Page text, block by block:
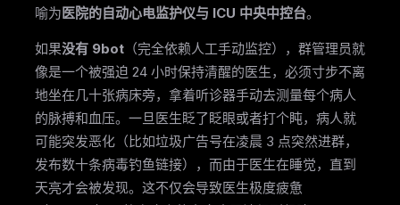
喻为医院的自动心电监护仪与 ICU 中央中控台。
如果没有 9bot（完全依赖人工手动监控），群管理员就
像是一个被强迫 24 小时保持清醒的医生，必须寸步不离
地坐在几十张病床旁，拿着听诊器手动去测量每个病人
的脉搏和血压。一旦医生眨了眨眼或者打个盹，病人就
可能突发恶化（比如垃圾广告号在凌晨 3 点突然进群，
发布数十条病毒钓鱼链接），而由于医生在睡觉，直到
天亮才会被发现。这不仅会导致医生极度疲惫